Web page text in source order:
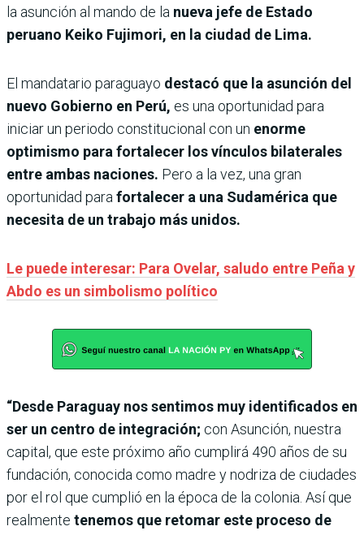
la asunción al mando de la nueva jefe de Estado
peruano Keiko Fujimori, en la ciudad de Lima.
El mandatario paraguayo destacó que la asunción del
nuevo Gobierno en Perú, es una oportunidad para
iniciar un periodo constitucional con un enorme
optimismo para fortalecer los vínculos bilaterales
entre ambas naciones. Pero a la vez, una gran
oportunidad para fortalecer a una Sudamérica que
necesita de un trabajo más unidos.
Le puede interesar: Para Ovelar, saludo entre Peña y
Abdo es un simbolismo político
“Desde Paraguay nos sentimos muy identificados en
ser un centro de integración; con Asunción, nuestra
capital, que este próximo año cumplirá 490 años de su
fundación, conocida como madre y nodriza de ciudades
por el rol que cumplió en la época de la colonia. Así que
realmente tenemos que retomar este proceso de